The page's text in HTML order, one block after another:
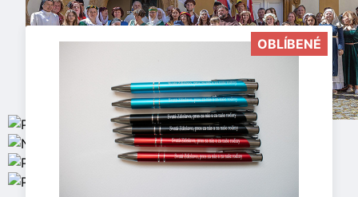
OBLÍBENÉ